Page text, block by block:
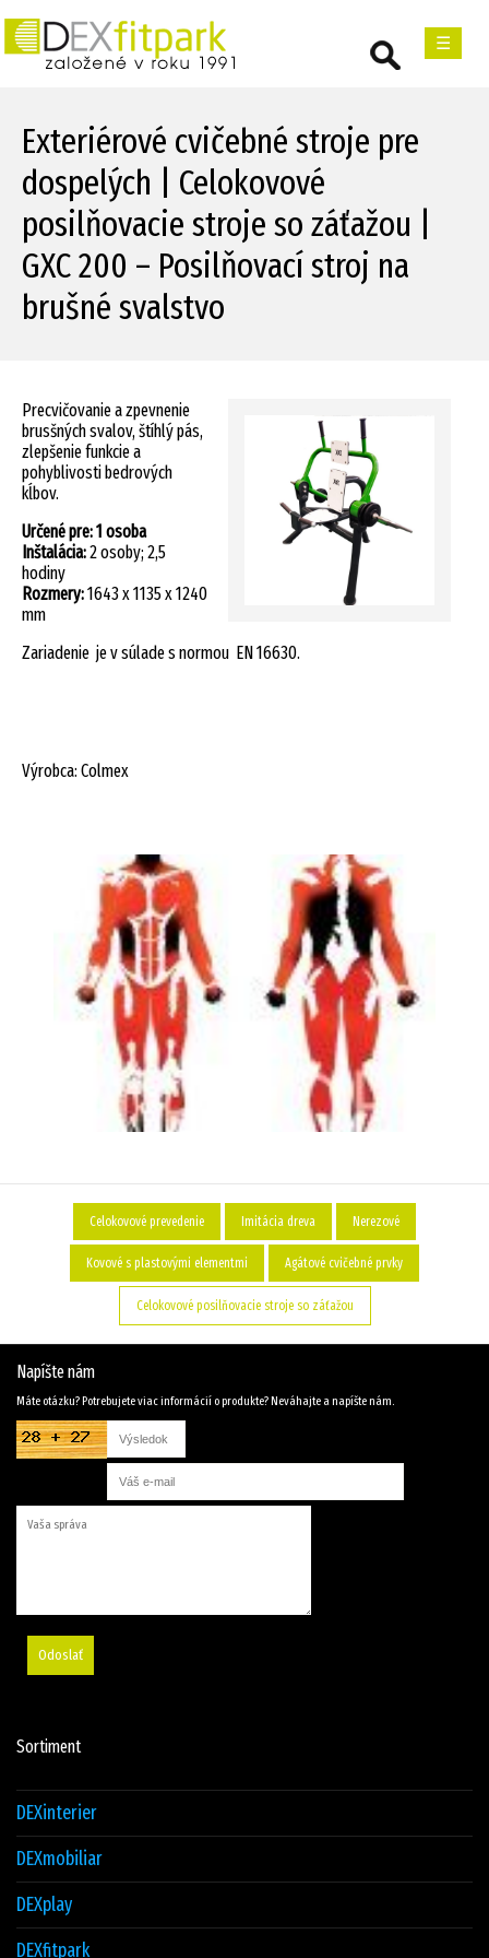
☰
Exteriérové cvičebné stroje pre
dospelých | Celokovové
posilňovacie stroje so záťažou |
GXC 200 – Posilňovací stroj na
brušné svalstvo
Precvičovanie a zpevnenie
brusšných svalov, štíhlý pás,
zlepšenie funkcie a
pohyblivosti bedrových
kĺbov.
Určené pre: 1 osoba
Inštalácia:2 osoby; 2,5
hodiny
Rozmery:1643 x 1135 x 1240
mm
Zariadenie je v súlade s normou EN 16630.
Výrobca: Colmex
Celokovové prevedenie Imitácia dreva Nerezové
Kovové s plastovými elementmi Agátové cvičebné prvky
Celokovové posilňovacie stroje so záťažou
Napíšte nám
Máte otázku? Potrebujete viac informácií o produkte? Neváhajte a napíšte nám.
Odoslať
Sortiment
DEXinterier
DEXmobiliar
DEXplay
DEXfitpark